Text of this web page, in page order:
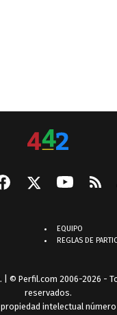
EQUIPO
REGLAS DE
| © Perfil.com 2006-2026 -
reservados.
intelectual número